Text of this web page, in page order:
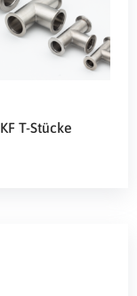
KF T-Stücke